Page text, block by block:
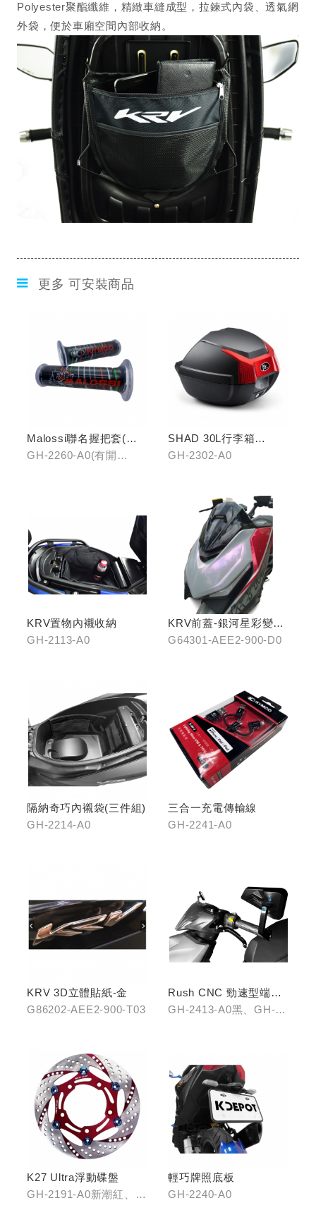
Polyester聚酯纖維，精緻車縫成型，拉鍊式內袋、透氣網
外袋，便於車廂空間內部收納。
更多 可安裝商品
Malossi聯名握把套(有
開口)/(無開口)
GH-2260-A0(有開
SHAD 30L行李箱
(KYMCO專屬款)
GH-2302-A0
KRV置物內襯收納
GH-2113-A0
KRV前蓋-銀河星彩變色
龍
G64301-AEE2-900-D0
隔納奇巧內襯袋(三件組)
GH-2214-A0
三合一充電傳輸線
GH-2241-A0
KRV 3D立體貼紙-金
G86202-AEE2-900-T03
Rush CNC 勁速型端子
藍鏡(黑/銀/鈦)
GH-2413-A0黑、GH-
K27 Ultra浮動碟盤
GH-2191-A0新潮紅、
輕巧牌照底板
GH-2240-A0